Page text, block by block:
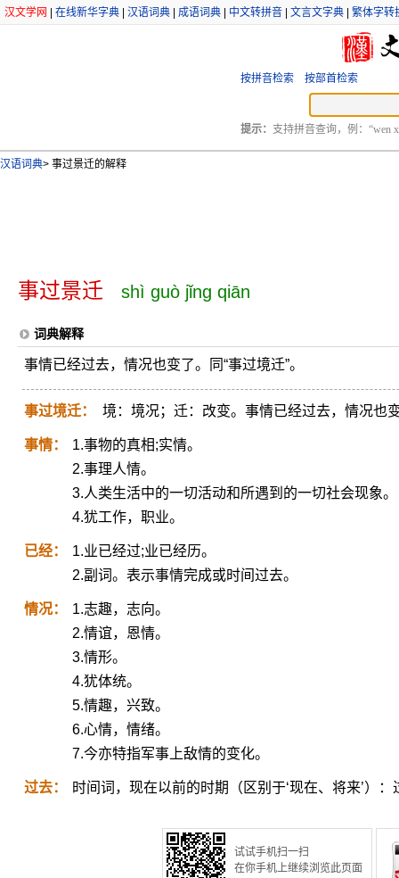
汉文学网 在线新华字典 汉语词典 成语词典 中文转拼音 文言文字典 繁体字转
按拼音检索 按部首检索
提示： 支持拼音查询，例：“wen
汉语词典> 事过景迁的解释
事过景迁 shì guò jǐng qiān
词典解释
事情已经过去，情况也变了。同“事过境迁”。
事过境迁： 境：境况；迁：改变。事情已经过去，情况也
事情：
1.事物的真相;实情。
2.事理人情。
3.人类生活中的一切活动和所遇到的一切社会现象。
4.犹工作，职业。
已经：
1.业已经过;业已经历。
2.副词。表示事情完成或时间过去。
情况：
1.志趣，志向。
2.情谊，恩情。
3.情形。
4.犹体统。
5.情趣，兴致。
6.心情，情绪。
7.今亦特指军事上敌情的变化。
过去： 时间词，现在以前的时期（区别于‘现在、将来’）
试试手机扫一扫
在你手机上继续浏览此页面